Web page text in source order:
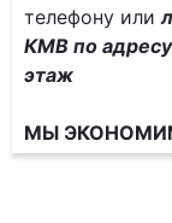
телефону или
КМВ по
этаж
МЫ